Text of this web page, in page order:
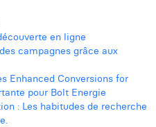
en ligne
campagnes grâce aux
Enhanced Conversions for
pour Bolt Energie
: Les habitudes de recherche